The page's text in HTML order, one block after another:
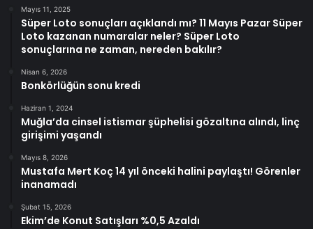
Mayıs 11, 2025
Süper Loto sonuçları açıklandı mı? 11 Mayıs Pazar Süper
Loto kazanan numaralar neler? Süper Loto
sonuçlarına ne zaman, nereden bakılır?
Nisan 6, 2026
Bonkörlüğün sonu kredi
Haziran 1, 2024
Muğla’da cinsel istismar şüphelisi gözaltına alındı, linç
girişimi yaşandı
Mayıs 8, 2026
Mustafa Mert Koç 14 yıl önceki halini paylaştı! Görenler
inanamadı
Şubat 15, 2026
Ekim’de Konut Satışları %0,5 Azaldı